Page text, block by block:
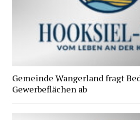
Gemeinde Wangerland fragt
Gewerbeflächen ab